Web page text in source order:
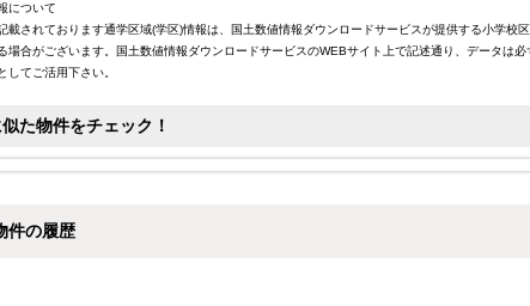
について
載されております通学区域(学区)情報は、国土数値情報ダウンロードサービスが提供する小学
場合がございます。国土数値情報ダウンロードサービスのWEBサイト上で記述通り、データは
してご活用下さい。
た物件をチェック！
件の履歴